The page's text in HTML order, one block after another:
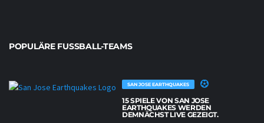
POPULÄRE FUSSBALL-TEAMS
SAN JOSE EARTHQUAKES
15 SPIELE VON SAN JOSE
EARTHQUAKES WERDEN
DEMNÄCHST LIVE GEZEIGT.